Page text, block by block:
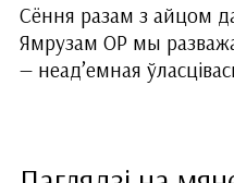
Сёння разам з айцом
Ямрузам ОР мы
— неад’емная